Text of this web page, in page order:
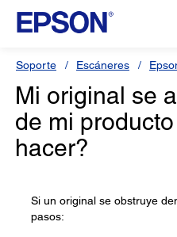
Soporte Escáneres
Mi original se
de mi
hacer?
Si un original se obstruye
pasos: